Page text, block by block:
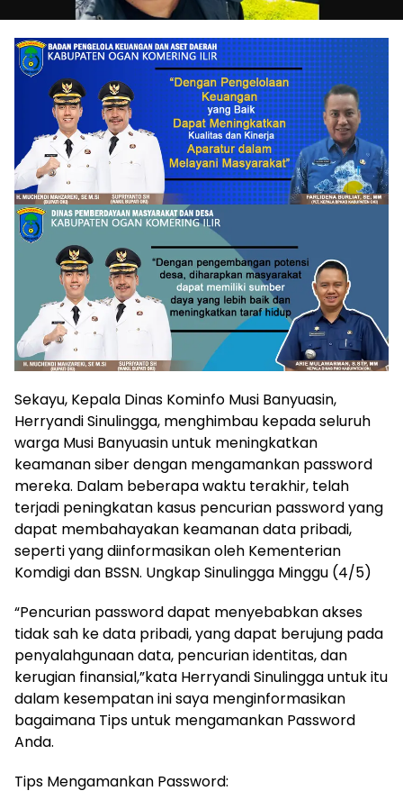
Sekayu, Kepala Dinas Kominfo Musi Banyuasin,
Herryandi Sinulingga, menghimbau kepada seluruh
warga Musi Banyuasin untuk meningkatkan
keamanan siber dengan mengamankan password
mereka. Dalam beberapa waktu terakhir, telah
terjadi peningkatan kasus pencurian password yang
dapat membahayakan keamanan data pribadi,
seperti yang diinformasikan oleh Kementerian
Komdigi dan BSSN. Ungkap Sinulingga Minggu (4/5)
“Pencurian password dapat menyebabkan akses
tidak sah ke data pribadi, yang dapat berujung pada
penyalahgunaan data, pencurian identitas, dan
kerugian finansial,”kata Herryandi Sinulingga untuk itu
dalam kesempatan ini saya menginformasikan
bagaimana Tips untuk mengamankan Password
Anda.
Tips Mengamankan Password: